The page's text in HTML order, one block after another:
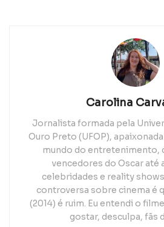
Carolina
Jornalista formada pela
Ouro Preto (UFOP),
mundo do entretenimento,
vencedores do Oscar até
celebridades e reality
controversa sobre cinema é
(2014) é ruim. Eu entendi o
gostar, desculpa, fãs